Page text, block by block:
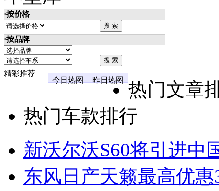
·按价格
·按品牌
精彩推荐
今日热图
昨日热图
热门文章
热门车款排行
新沃尔沃S60将引进中
东风日产天籁最高优